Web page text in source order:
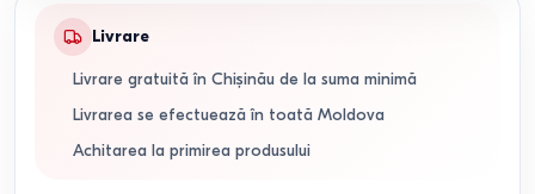
Livrare
Livrare gratuită în Chișinău de la suma minimă
Livrarea se efectuează în toată Moldova
Achitarea la primirea produsului